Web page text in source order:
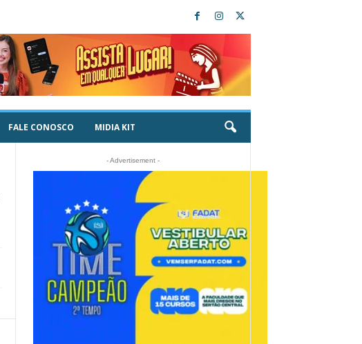
FALE CONOSCO MIDIA KIT
- Advertisement -